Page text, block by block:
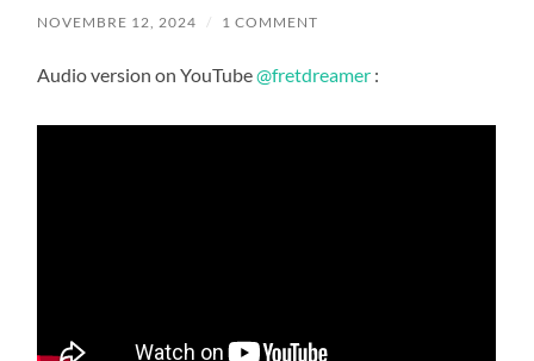
NOVEMBRE 12, 2024 / 1 COMMENT
Audio version on YouTube@fretdreamer :